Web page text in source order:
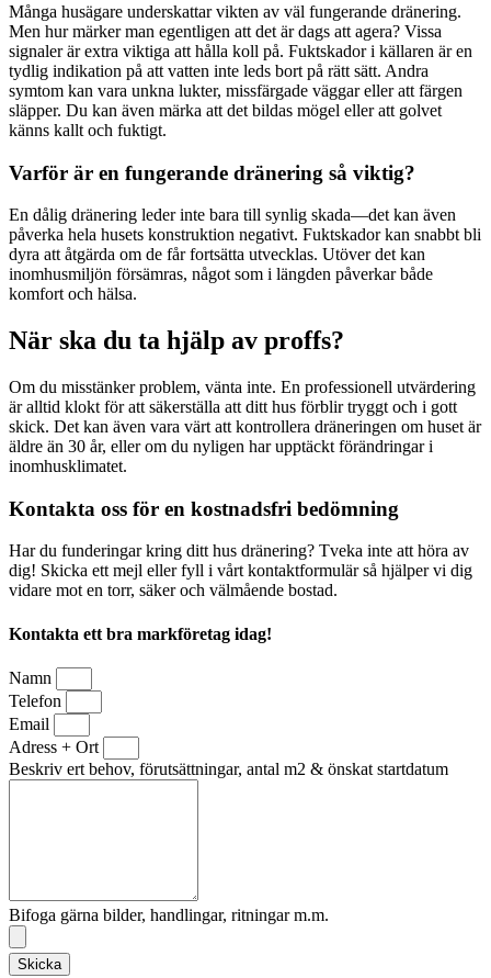
Många husägare underskattar vikten av väl fungerande dränering.
Men hur märker man egentligen att det är dags att agera? Vissa
signaler är extra viktiga att hålla koll på. Fuktskador i källaren är en
tydlig indikation på att vatten inte leds bort på rätt sätt. Andra
symtom kan vara unkna lukter, missfärgade väggar eller att färgen
släpper. Du kan även märka att det bildas mögel eller att golvet
känns kallt och fuktigt.
Varför är en fungerande dränering så viktig?
En dålig dränering leder inte bara till synlig skada―det kan även
påverka hela husets konstruktion negativt. Fuktskador kan snabbt bli
dyra att åtgärda om de får fortsätta utvecklas. Utöver det kan
inomhusmiljön försämras, något som i längden påverkar både
komfort och hälsa.
När ska du ta hjälp av proffs?
Om du misstänker problem, vänta inte. En professionell utvärdering
är alltid klokt för att säkerställa att ditt hus förblir tryggt och i gott
skick. Det kan även vara värt att kontrollera dräneringen om huset är
äldre än 30 år, eller om du nyligen har upptäckt förändringar i
inomhusklimatet.
Kontakta oss för en kostnadsfri bedömning
Har du funderingar kring ditt hus dränering? Tveka inte att höra av
dig! Skicka ett mejl eller fyll i vårt kontaktformulär så hjälper vi dig
vidare mot en torr, säker och välmående bostad.
Kontakta ett bra markföretag idag!
Namn
Telefon
Email
Adress + Ort
Beskriv ert behov, förutsättningar, antal m2 & önskat startdatum
Bifoga gärna bilder, handlingar, ritningar m.m.
Skicka